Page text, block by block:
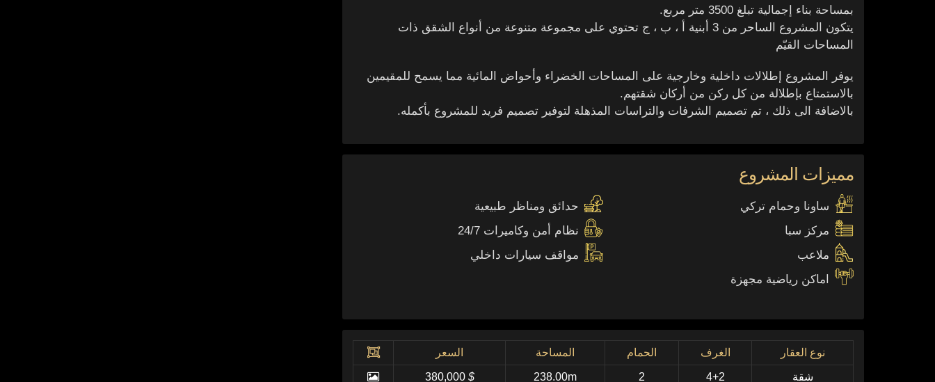
بمساحة بناء إجمالية تبلغ 3500 متر مربع.
يتكون المشروع الساحر من 3 أبنية أ ، ب ، ج تحتوي على مجموعة متنوعة من أنواع الشقق ذات
المساحات القيّم
يوفر المشروع إطلالات داخلية وخارجية على المساحات الخضراء وأحواض المائية مما يسمح للمقيمين
بالاستمتاع بإطلالة من كل ركن من أركان شقتهم.
بالاضافة الى ذلك ، تم تصميم الشرفات والتراسات المذهلة لتوفير تصميم فريد للمشروع بأكمله.
مميزات المشروع
ساونا وحمام تركي
حدائق ومناظر طبيعية
مركز سبا
نظام أمن وكاميرات 24/7
ملاعب
مواقف سيارات داخلي
اماكن رياضية مجهزة
نوع العقار الغرف الحمام المساحة السعر
شقة 4+2
2
238.00m
$
380,000